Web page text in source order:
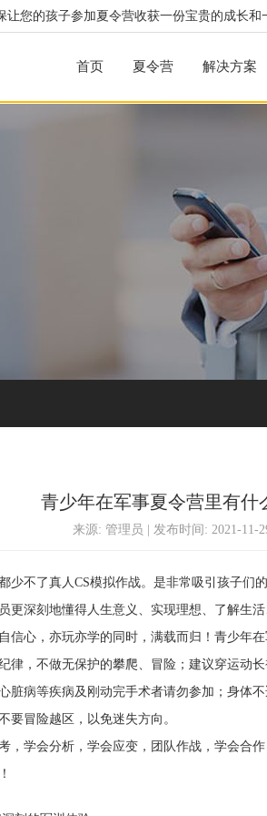
您的孩子参加夏令营收获一份宝贵的成长和
首页 夏令营 解决方案
青少年在军事夏令营里有什
来源: 管理员 | 发布时间: 2021-11-
不了真人CS模拟作战。是非常吸引孩子们
更深刻地懂得人生意义、实现理想、了解生
信心，亦玩亦学的同时，满载而归！青少年
，不做无保护的攀爬、冒险；建议穿运动长
脏病等疾病及刚动完手术者请勿参加；身体
要冒险越区，以免迷失方向。
学会分析，学会应变，团队作战，学会合